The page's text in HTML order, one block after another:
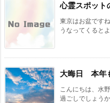
心霊スポット
東京はお盆です
うなってくると
大晦日 本年
こんにちは、水
過ごしでしょう